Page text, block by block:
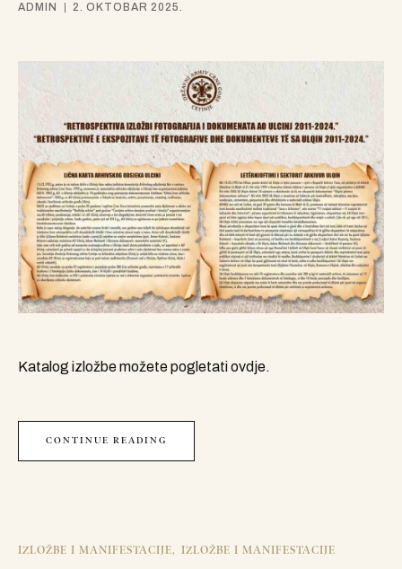
ADMIN 2. OKTOBAR 2025.
Katalog izložbe možete pogletati ovdje.
CONTINUE READING
IZLOŽBE I MANIFESTACIJE IZLOŽBE I MANIFESTACIJE